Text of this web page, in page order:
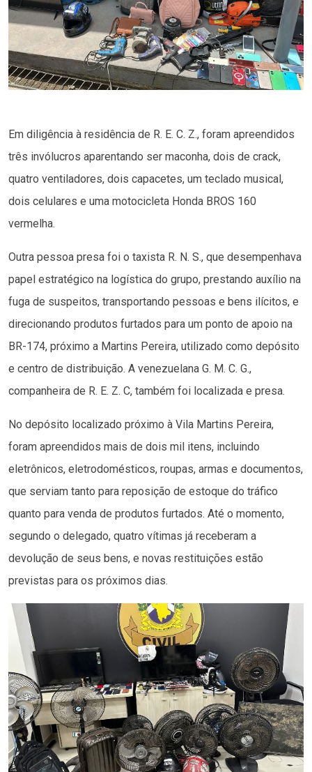
Em diligência à residência de R. E. C. Z., foram apreendidos
três invólucros aparentando ser maconha, dois de crack,
quatro ventiladores, dois capacetes, um teclado musical,
dois celulares e uma motocicleta Honda BROS 160
vermelha.
Outra pessoa presa foi o taxista R. N. S., que desempenhava
papel estratégico na logística do grupo, prestando auxílio na
fuga de suspeitos, transportando pessoas e bens ilícitos, e
direcionando produtos furtados para um ponto de apoio na
BR-174, próximo a Martins Pereira, utilizado como depósito
e centro de distribuição. A venezuelana G. M. C. G.,
companheira de R. E. Z. C, também foi localizada e presa.
No depósito localizado próximo à Vila Martins Pereira,
foram apreendidos mais de dois mil itens, incluindo
eletrônicos, eletrodomésticos, roupas, armas e documentos,
que serviam tanto para reposição de estoque do tráfico
quanto para venda de produtos furtados. Até o momento,
segundo o delegado, quatro vítimas já receberam a
devolução de seus bens, e novas restituições estão
previstas para os próximos dias.